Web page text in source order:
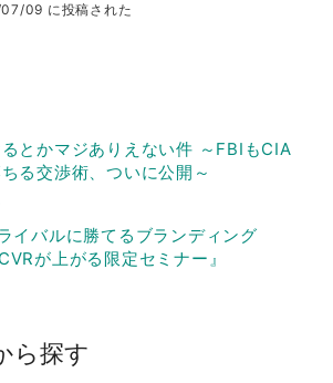
09 に投稿された
とかマジありえない件 ～FBIもCIA
る交渉術、ついに公開～
イバルに勝てるブランディング
が上がる限定セミナー』
ら探す